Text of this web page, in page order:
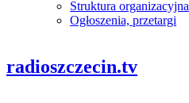
Struktura organizacyjna
Ogłoszenia, przetargi
radioszczecin.tv